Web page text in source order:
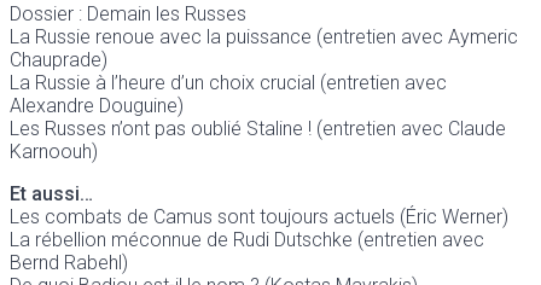
Dossier : Demain les Russes
La Russie renoue avec la puissance (entretien avec Aymeric
Chauprade)
La Russie à l’heure d’un choix crucial (entretien avec
Alexandre Douguine)
Les Russes n’ont pas oublié Staline ! (entretien avec Claude
Karnoouh)
Et aussi…
Les combats de Camus sont toujours actuels (Éric Werner)
La rébellion méconnue de Rudi Dutschke (entretien avec
Bernd Rabehl)